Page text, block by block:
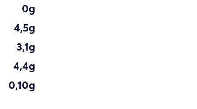
0g
4,5g
3,1g
4,4g
0,10g